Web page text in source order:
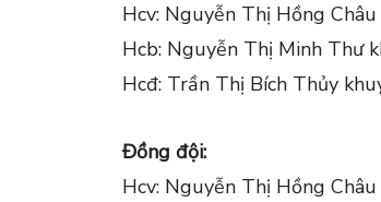
Hcv: Nguyễn Thị Hồng
Hcb: Nguyễn Thị Minh Thư
Hcđ: Trần Thị Bích Thủy
Đồng đội:
Hcv: Nguyễn Thị Hồng